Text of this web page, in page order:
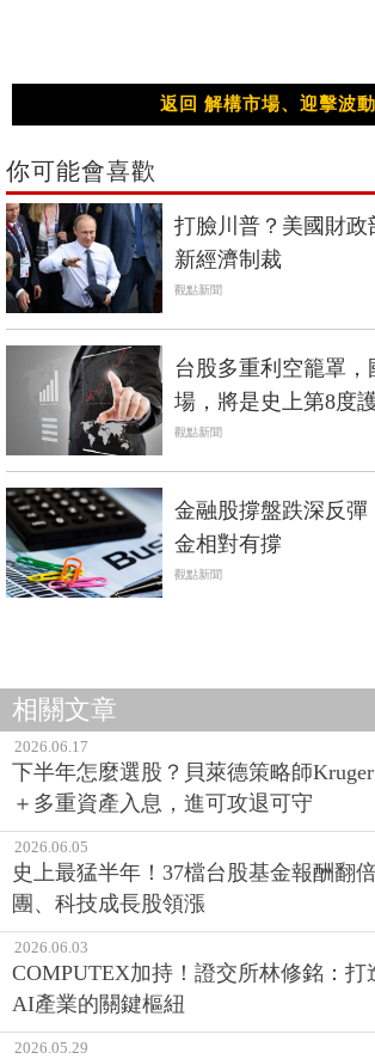
返回 解構市場、迎擊波動
你可能會喜歡
打臉川普？美國財
新經濟制裁
觀點新聞
台股多重利空籠罩，
場，將是史上第8度
觀點新聞
金融股撐盤跌深反
金相對有撐
觀點新聞
相關文章
2026.06.17
下半年怎麼選股？貝萊德策略師
＋多重資產入息，進可攻退可守
2026.06.05
史上最猛半年！37檔台股基金報酬翻
團、科技成長股領漲
2026.06.03
COMPUTEX加持！證交所林修銘：
AI產業的關鍵樞紐
2026.05.29